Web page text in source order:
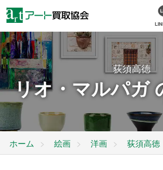
荻須高徳
リオ・マルパガ
ホーム 絵画 洋画 荻須高徳